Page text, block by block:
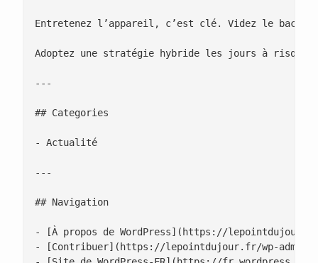
Entretenez l’appareil, c’est clé. Videz le bac
Adoptez une stratégie hybride les jours à risque.
---
## Categories
- Actualité
---
## Navigation
- [À propos de WordPress](https://
- [Contribuer](https://lepointdujour.fr/wp-admin/